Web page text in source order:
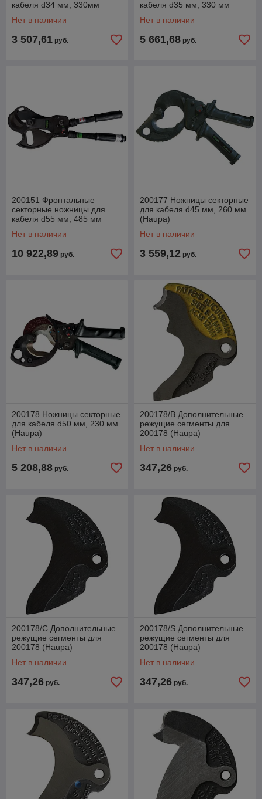
кабеля d34 мм, 330мм
Нет в наличии
3 507,61 руб.
кабеля d35 мм, 330 мм
Нет в наличии
5 661,68 руб.
200151 Фронтальные
секторные ножницы для
кабеля d55 мм, 485 мм
Нет в наличии
10 922,89 руб.
200177 Ножницы секторные
для кабеля d45 мм, 260 мм
(Haupa)
Нет в наличии
3 559,12 руб.
200178 Ножницы секторные
для кабеля d50 мм, 230 мм
(Haupa)
Нет в наличии
5 208,88 руб.
200178/B Дополнительные
режущие сегменты для
200178 (Haupa)
Нет в наличии
347,26 руб.
200178/C Дополнительные
режущие сегменты для
200178 (Haupa)
Нет в наличии
347,26 руб.
200178/S Дополнительные
режущие сегменты для
200178 (Haupa)
Нет в наличии
347,26 руб.